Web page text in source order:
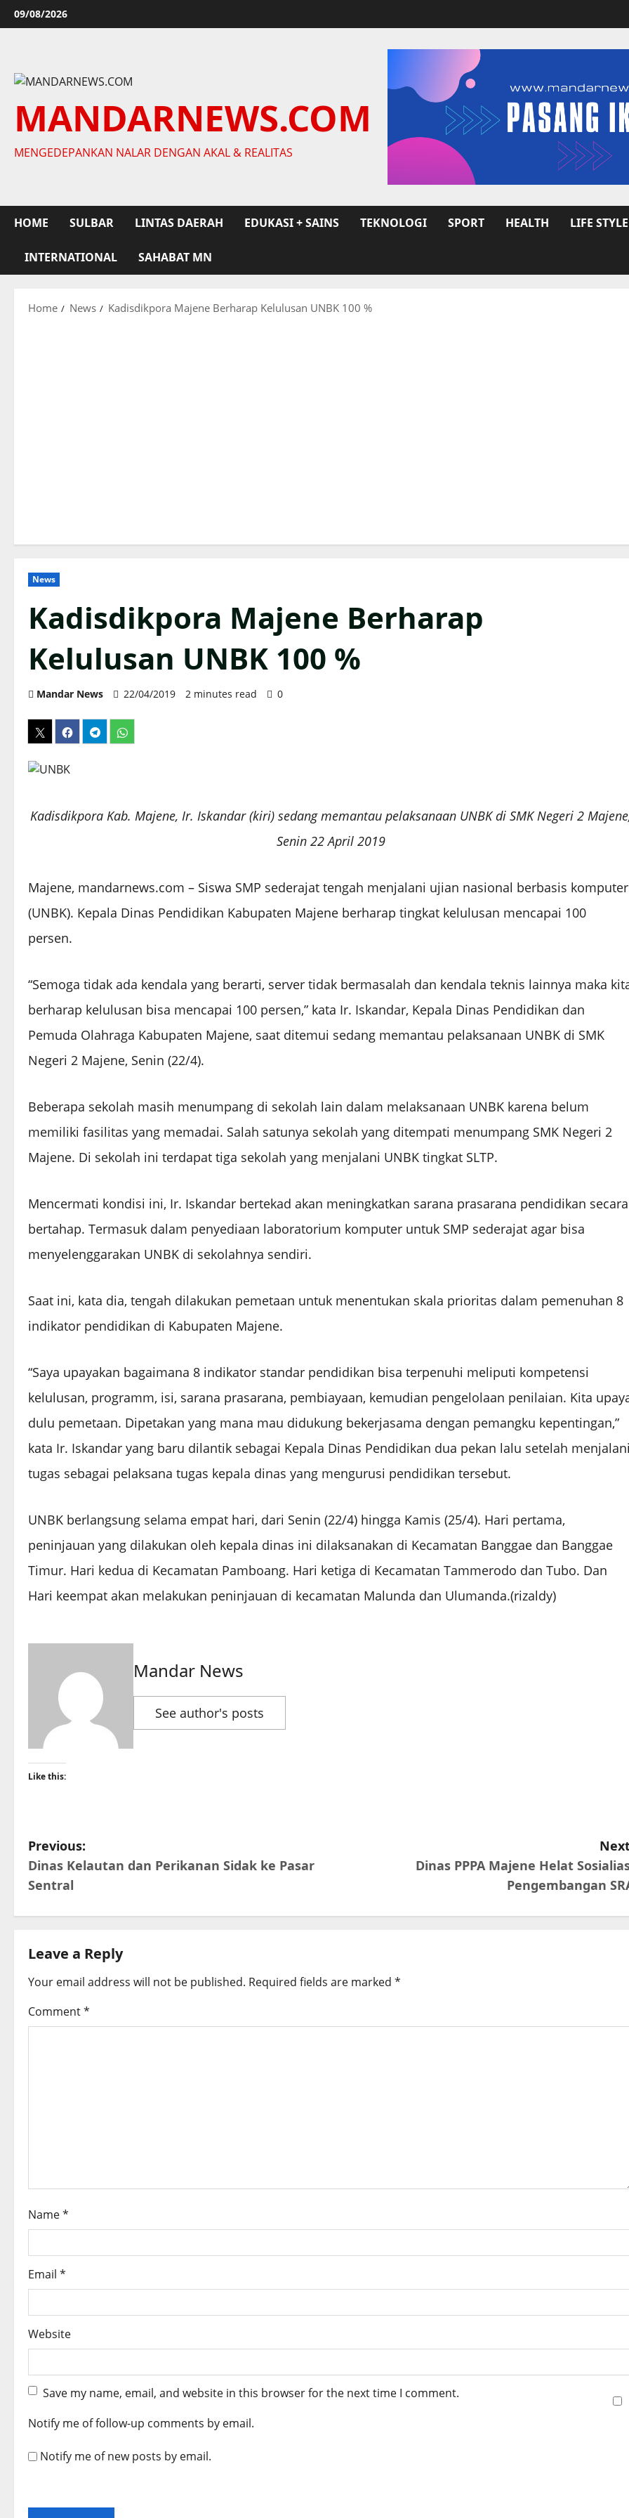
Skip
to
09/08/2026
MANDARNEWS.COM
MENGEDEPANKAN NALAR DENGAN AKAL & REALITAS
HOME SULBAR LINTAS DAERAH EDUKASI + SAINS TEKNOLOGI SPORT HEALTH LIFE STYLE
INTERNATIONAL SAHABAT MN
Home News Kadisdikpora Majene Berharap Kelulusan UNBK 100 %
News
Kadisdikpora Majene Berharap
Kelulusan UNBK 100 %
Mandar News 22/04/2019 2 minutes read 0
Kadisdikpora Kab. Majene, Ir. Iskandar (kiri) sedang memantau pelaksanaan UNBK di SMK Negeri 2
Senin 22 April 2019
Majene, mandarnews.com – Siswa SMP sederajat tengah menjalani ujian nasional berbasis komputer
(UNBK). Kepala Dinas Pendidikan Kabupaten Majene berharap tingkat kelulusan mencapai 100
persen.
“Semoga tidak ada kendala yang berarti, server tidak bermasalah dan kendala teknis lainnya maka
berharap kelulusan bisa mencapai 100 persen,” kata Ir. Iskandar, Kepala Dinas Pendidikan dan
Pemuda Olahraga Kabupaten Majene, saat ditemui sedang memantau pelaksanaan UNBK di SMK
Negeri 2 Majene, Senin (22/4).
Beberapa sekolah masih menumpang di sekolah lain dalam melaksanaan UNBK karena belum
memiliki fasilitas yang memadai. Salah satunya sekolah yang ditempati menumpang SMK Negeri 2
Majene. Di sekolah ini terdapat tiga sekolah yang menjalani UNBK tingkat SLTP.
Mencermati kondisi ini, Ir. Iskandar bertekad akan meningkatkan sarana prasarana pendidikan secara
bertahap. Termasuk dalam penyediaan laboratorium komputer untuk SMP sederajat agar bisa
menyelenggarakan UNBK di sekolahnya sendiri.
Saat ini, kata dia, tengah dilakukan pemetaan untuk menentukan skala prioritas dalam pemenuhan 8
indikator pendidikan di Kabupaten Majene.
“Saya upayakan bagaimana 8 indikator standar pendidikan bisa terpenuhi meliputi kompetensi
kelulusan, programm, isi, sarana prasarana, pembiayaan, kemudian pengelolaan penilaian. Kita
dulu pemetaan. Dipetakan yang mana mau didukung bekerjasama dengan pemangku kepentingan,”
kata Ir. Iskandar yang baru dilantik sebagai Kepala Dinas Pendidikan dua pekan lalu setelah
tugas sebagai pelaksana tugas kepala dinas yang mengurusi pendidikan tersebut.
UNBK berlangsung selama empat hari, dari Senin (22/4) hingga Kamis (25/4). Hari pertama,
peninjauan yang dilakukan oleh kepala dinas ini dilaksanakan di Kecamatan Banggae dan Banggae
Timur. Hari kedua di Kecamatan Pamboang. Hari ketiga di Kecamatan Tammerodo dan Tubo. Dan
Hari keempat akan melakukan peninjauan di kecamatan Malunda dan Ulumanda.(rizaldy)
Mandar News
See author's posts
Like this:
P
o
s
n
v
o
n
Previous:
Dinas Kelautan dan Perikanan Sidak ke Pasar
Sentral
Dinas PPPA Majene Helat
Pengembangan
Leave a Reply
Your email address will not be published. Required fields are marked *
Comment*
Name*
Email *
Website
Save my name, email, and website in this browser for the next time I comment.
Notify me of follow-up comments by email.
Notify me of new posts by email.